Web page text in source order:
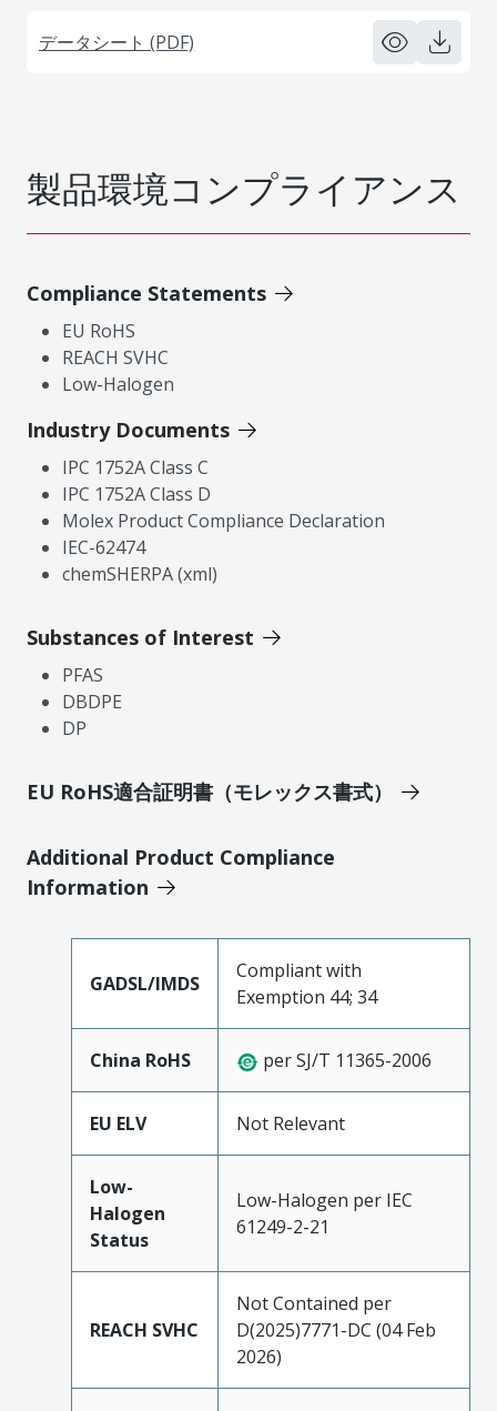
データシート (PDF)
製品環境コンプライアンス
Compliance Statements
EU RoHS
REACH SVHC
Low-Halogen
Industry Documents
IPC 1752A Class C
IPC 1752A Class D
Molex Product Compliance Declaration
IEC-62474
chemSHERPA (xml)
Substances of Interest
PFAS
DBDPE
DP
EU RoHS適合証明書（モレックス書式）
Additional Product Compliance
Information
GADSL/IMDS
Compliant with
Exemption 44; 34
China RoHS per SJ/T 11365-2006
EU ELV Not Relevant
Low-
Halogen
Status
Low-Halogen per IEC
61249-2-21
REACH SVHC
Not Contained per
D(2025)7771-DC (04 Feb
2026)